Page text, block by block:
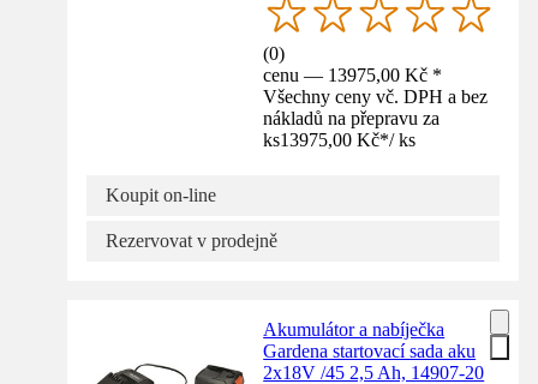
(0)
cenu — 13975,00 Kč *
Všechny ceny vč. DPH a bez
nákladů na přepravu za
ks13975,00 Kč*/ ks
Koupit on-line
Rezervovat v prodejně
Akumulátor a nabíječka
Gardena startovací sada aku
2x18V /45 2,5 Ah, 14907-20